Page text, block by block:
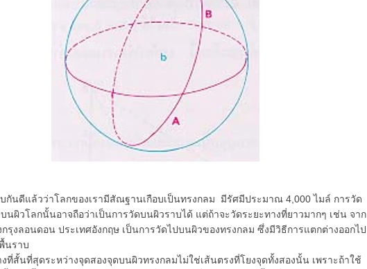
แล้วว่าโลกของเรามีสัณฐานเกือบเป็นทรงกลม มีรัศมีประมาณ 4,000 ไมล์ การวัด
นผิวโลกนั้นอาจถือว่าเป็นการวัดบนผิวราบได้ แต่ถ้าจะวัดระยะทางที่ยาวมากๆ เช่น จาก
กรุงลอนดอน ประเทศอังกฤษ เป็นการวัดไปบนผิวของทรงกลม ซึ่งมีวิธีการแตกต่างออกไป
นราบ
ที่สุดระหว่างจุดสองจุดบนผิวทรงกลมไม่ใช่เส้นตรงที่โยงจุดทั้งสองนั้น เพราะถ้าใช้